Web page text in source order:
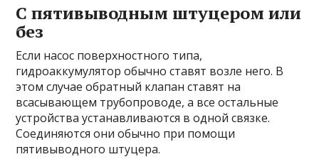
С пятивыводным штуцером или
без
Если насос поверхностного типа,
гидроаккумулятор обычно ставят возле него. В
этом случае обратный клапан ставят на
всасывающем трубопроводе, а все остальные
устройства устанавливаются в одной связке.
Соединяются они обычно при помощи
пятивыводного штуцера.